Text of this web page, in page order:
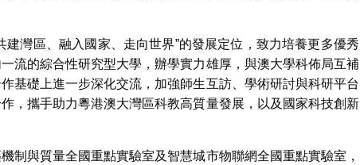
灣區、融入國家、走向世界”的發展定位，致力培養更多優秀
流的綜合性研究型大學，辦學實力雄厚，與澳大學科佈局互補
基礎上進一步深化交流，加強師生互訪、學術研討與科研平台
，攜手助力粵港澳大灣區科教高質量發展，以及國家科技創新
制與質量全國重點實驗室及智慧城市物聯網全國重點實驗室，